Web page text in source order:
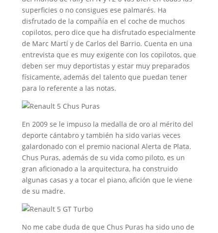
superficies o no consigues ese palmarés. Ha
disfrutado de la compañía en el coche de muchos
copilotos, pero dice que ha disfrutado especialmente
de Marc Martí y de Carlos del Barrio. Cuenta en una
entrevista que es muy exigente con los copilotos, que
deben ser muy deportistas y estar muy preparados
físicamente, además del talento que puedan tener
para lo referente a las notas.
En 2009 se le impuso la medalla de oro al mérito del
deporte cántabro y también ha sido varias veces
galardonado con el premio nacional Alerta de Plata.
Chus Puras, además de su vida como piloto, es un
gran aficionado a la arquitectura, ha construido
algunas casas y a tocar el piano, afición que le viene
de su madre.
No me cabe duda de que Chus Puras ha sido uno de